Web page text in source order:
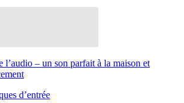
l’audio – un son parfait à la maison et
d’entrée